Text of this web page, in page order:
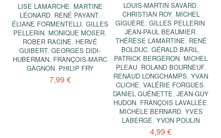
LISE LAMARCHE, MARTINE
LÉONARD, RENÉ PAYANT,
ÉLIANE FORMENTELLI, GILLES
PELLERIN, MONIQUE MOSER,
ROBER RACINE, HERVÉ
GUIBERT,GEORGES DIDI-
HUBERMAN, FRANÇOIS-MARC
GAGNON, PHILIP FRY
7,99 €
LOUIS-MARTIN SAVARD,
CHRISTIAN ROY, MICHEL
GIGUÈRE, GILLES PELLERIN,
JEAN-PAUL BEAUMIER,
THÉRÈSE LAMARTINE, RENÉ
BOLDUC,GÉRALD BARIL,
PATRICK BERGERON, MICHEL
PLEAU, ROLAND BOURNEUF,
RENAUD LONGCHAMPS,YVAN
CLICHE,VALÉRIE FORGUES,
DANIEL GUÉNETTE,JEAN-GUY
HUDON, FRANÇOIS LAVALLÉE,
MICHÈLE BERNARD, YVES
LABERGE,YVON POULIN
4,99 €